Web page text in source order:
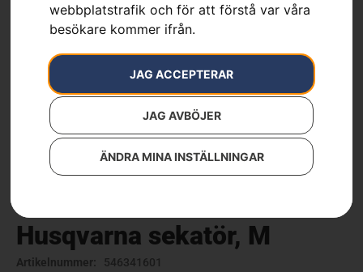
webbplatstrafik och för att förstå var våra
besökare kommer ifrån.
JAG ACCEPTERAR
JAG AVBÖJER
ÄNDRA MINA INSTÄLLNINGAR
Husqvarna sekatör, M
Artikelnummer:
546341601